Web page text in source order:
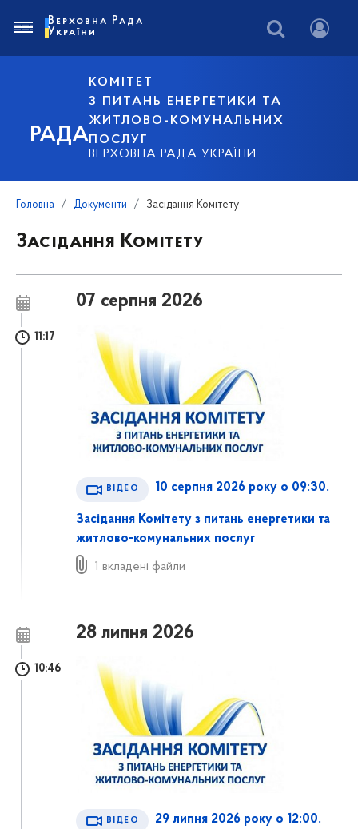
РАДА
КОМІТЕТ
З ПИТАНЬ ЕНЕРГЕТИКИ ТА
ЖИТЛОВО-КОМУНАЛЬНИХ
ПОСЛУГ
ВЕРХОВНА РАДА УКРАЇНИ
Верховна Рада
України
Головна Документи Засідання Комітету
Засідання Комітету
07 серпня 2026
11:17
ВІДЕО 10 серпня 2026 року о 09:30.
Засідання Комітету з питань енергетики та
житлово-комунальних послуг
1 вкладені файли
28 липня 2026
10:46
ВІДЕО 29 липня 2026 року о 12:00.